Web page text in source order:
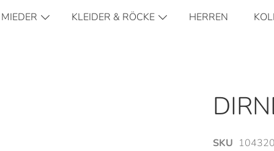
KLEIDER & RÖCKE
HERREN
DIE
NOS
SKU